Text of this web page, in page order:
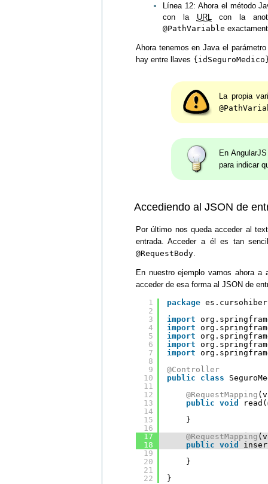
Línea 12: Ahora el método
con la URLcon la
@PathVariable
Ahora tenemos en Java el
hay entre llaves
La propia
En
para indicar
Accediendo al JSON de
Por último nos queda acceder al
entrada. Acceder a él es tan
@RequestBody.
En nuestro ejemplo vamos ahora
acceder de esa forma al JSON de
1
2
3
4
5
6
7
8
9
10
11
12
13
14
15
16
17
18
19
20
21
22
package
import
import
import
import
import
@Controller
public
class
@RequestMapping
public void read(
}
@RequestMapping
public void
}
}